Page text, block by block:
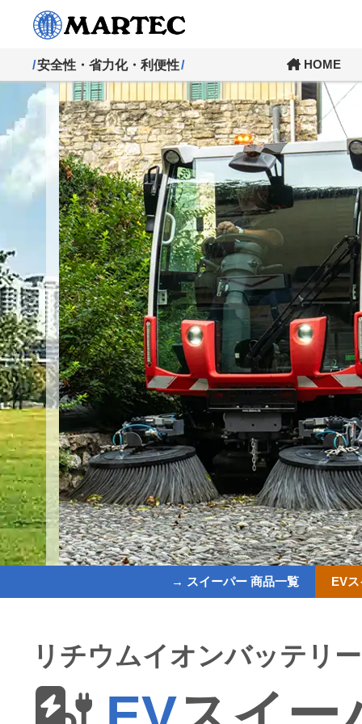
安全性・省力化・利便性 HOME
→ スイーパー 商品一覧 EV
リチウムイオンバッテリ